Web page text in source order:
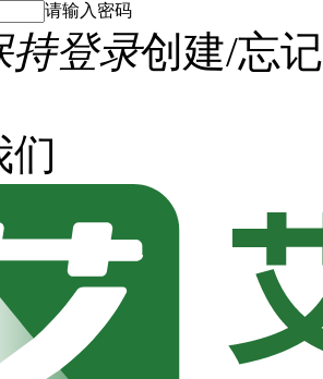
请输入密码
持登录创建/忘
们